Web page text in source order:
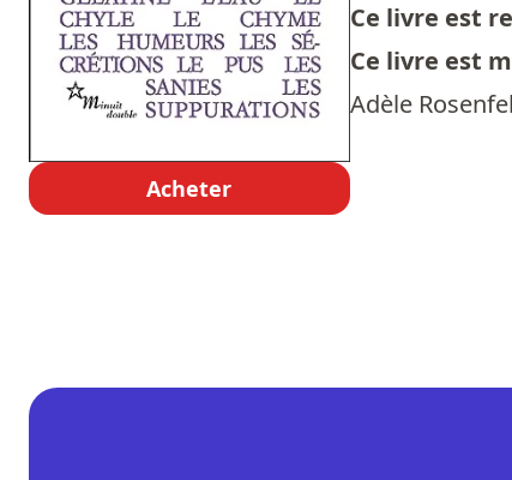
Acheter
Ce livre est
Ce livre est
Adèle